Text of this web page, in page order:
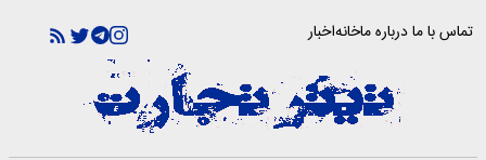
تماس با مادرباره ماخانهاخبار